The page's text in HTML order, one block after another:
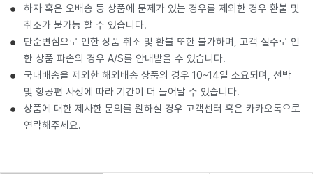
하자 혹은 오배송 등 상품에 문제가 있는 경우를 제외한 경우 환불 및
취소가 불가능 할 수 있습니다.
단순변심으로 인한 상품 취소 및 환불 또한 불가하며, 고객 실수로 인
한 상품 파손의 경우 A/S를 안내받을 수 있습니다.
국내배송을 제외한 해외배송 상품의 경우 10~14일 소요되며, 선박
및 항공편 사정에 따라 기간이 더 늘어날 수 있습니다.
상품에 대한 제사한 문의를 원하실 경우 고객센터 혹은 카카오톡으로
연락해주세요.